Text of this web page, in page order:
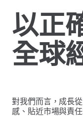
以正
全球
對我們而言，成長
感、貼近市場與責